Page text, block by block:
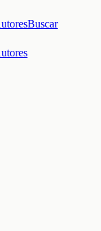
Buscar